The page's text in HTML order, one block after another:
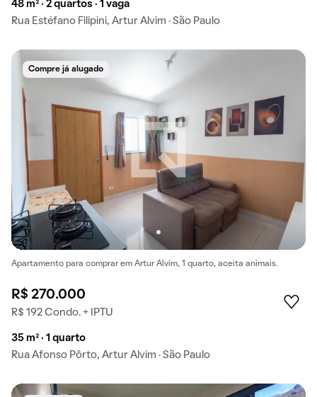
48 m² · 2 quartos · 1 vaga
Rua Estéfano Filipini, Artur Alvim · São Paulo
Compre já alugado
Apartamento para comprar em Artur Alvim, 1 quarto, aceita animais.
R$ 270.000
R$ 192 Condo. + IPTU
35 m² · 1 quarto
Rua Afonso Pôrto, Artur Alvim · São Paulo